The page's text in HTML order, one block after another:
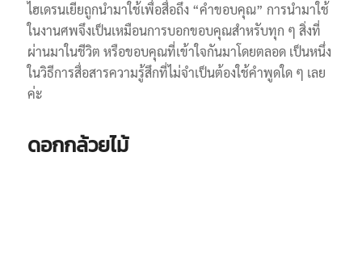
ไฮเดรนเยียถูกนำมาใช้เพื่อสื่อถึง “คำขอบคุณ” การนำมาใช้
ในงานศพจึงเป็นเหมือนการบอกขอบคุณสำหรับทุก ๆ สิ่งที่
ผ่านมาในชีวิต หรือขอบคุณที่เข้าใจกันมาโดยตลอด เป็นหนึ่ง
ในวิธีการสื่อสารความรู้สึกที่ไม่จำเป็นต้องใช้คำพูดใด ๆ เลย
ค่ะ
ดอกกล้วยไม้